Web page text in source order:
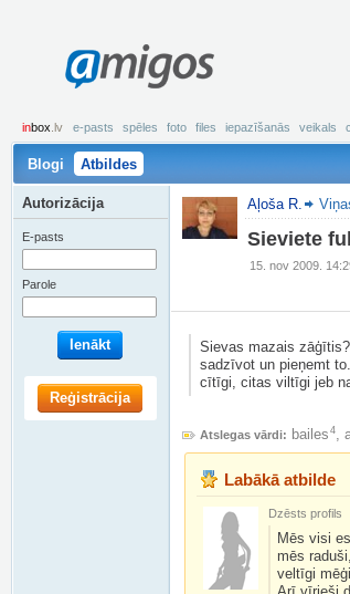
amigos
inbox .lv e-pasts spēles foto files iepazīšanās veikals
Blogi Atbildes
Aļoša R.
Sieviete
15. nov 2009.
Sievas mazais
sadzīvot un pieņemt
cītīgi, citas viltīgi jeb
Atslegas vārdi: bailes 4,
Labākā atbilde
Dzēsts profils
Mēs visi
mēs
veltīgi
Autorizācija
E-pasts
Parole
Ienākt
Reģistrācija